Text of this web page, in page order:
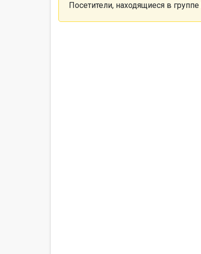
Посетители, находящиеся в группе